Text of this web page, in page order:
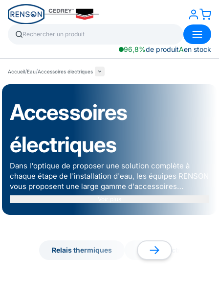
96,8%de produitAen stock
Accueil/Eau/Accessoires électriques
Accessoires
électriques
Dans l'optique de proposer une solution complète à
chaque étape de l'installation d'eau, les équipes RENSON
vous proposent une large gamme d'accessoires
électriques :câbles,disjoncteurs,pressostatset
Relais thermiques
Cables électriques
Cables électriques